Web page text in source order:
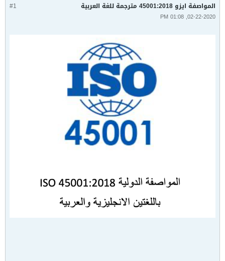
#1 المواصفة ايزو 45001:2018 مترجمة للغة العربية
02-22-2020, 01:08 PM